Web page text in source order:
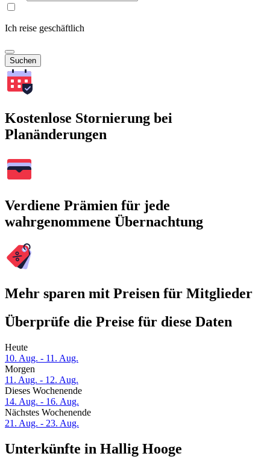
Ich reise geschäftlich
Suchen
Kostenlose Stornierung bei
Planänderungen
Verdiene Prämien für jede
wahrgenommene Übernachtung
Mehr sparen mit Preisen für Mitglieder
Überprüfe die Preise für diese Daten
Heute
10. Aug. - 11. Aug.
Morgen
11. Aug. - 12. Aug.
Dieses Wochenende
14. Aug. - 16. Aug.
Nächstes Wochenende
21. Aug. - 23. Aug.
Unterkünfte in Hallig Hooge